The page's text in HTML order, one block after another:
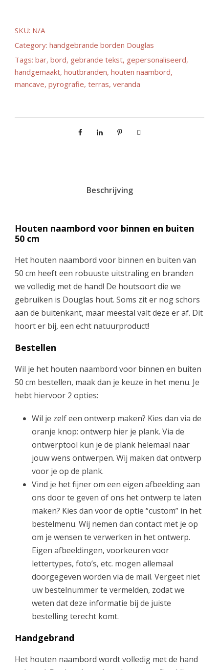
a
s
€
0
.
9
5
o
€
4
.
9
5
SKU: N/A
Category: handgebrande borden Douglas
Tags: bar, bord, gebrande tekst, gepersonaliseerd,
handgemaakt, houtbranden, houten naambord,
mancave, pyrografie, terras, veranda
Beschrijving
Houten naambord voor binnen en buiten
50 cm
Het houten naambord voor binnen en buiten van
50 cm heeft een robuuste uitstraling en branden
we volledig met de hand! De houtsoort die we
gebruiken is Douglas hout. Soms zit er nog schors
aan de buitenkant, maar meestal valt deze er af. Dit
hoort er bij, een echt natuurproduct!
Bestellen
Wil je het houten naambord voor binnen en buiten
50 cm bestellen, maak dan je keuze in het menu. Je
hebt hiervoor 2 opties:
Wil je zelf een ontwerp maken? Kies dan via de
oranje knop: ontwerp hier je plank. Via de
ontwerptool kun je de plank helemaal naar
jouw wens ontwerpen. Wij maken dat ontwerp
voor je op de plank.
Vind je het fijner om een eigen afbeelding aan
ons door te geven of ons het ontwerp te laten
maken? Kies dan voor de optie “custom” in het
bestelmenu. Wij nemen dan contact met je op
om je wensen te verwerken in het ontwerp.
Eigen afbeeldingen, voorkeuren voor
lettertypes, foto’s, etc. mogen allemaal
doorgegeven worden via de mail. Vergeet niet
uw bestelnummer te vermelden, zodat we
weten dat deze informatie bij de juiste
bestelling terecht komt.
Handgebrand
Het houten naambord wordt volledig met de hand